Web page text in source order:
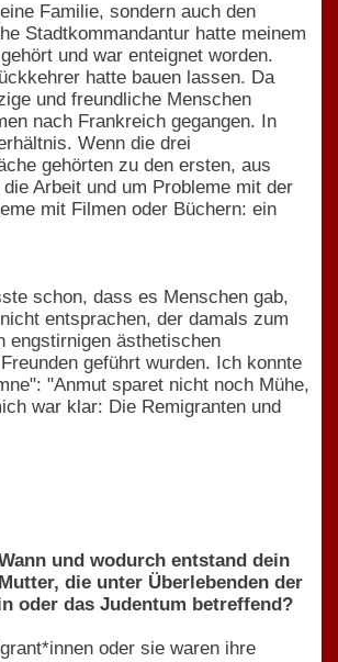
Familie, sondern auch den
Stadtkommandantur hatte meinem
und war enteignet worden.
hatte bauen lassen. Da
und freundliche Menschen
nach Frankreich gegangen. In
Wenn die drei
gehörten zu den ersten, aus
Arbeit und um Probleme mit der
mit Filmen oder Büchern: ein
schon, dass es Menschen gab,
entsprachen, der damals zum
engstirnigen ästhetischen
geführt wurden. Ich konnte
"Anmut sparet nicht noch Mühe,
war klar: Die Remigranten und
und wodurch entstand dein
die unter Überlebenden der
oder das Judentum betreffend?
oder sie waren ihre